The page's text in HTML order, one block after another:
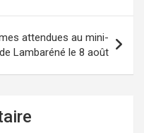
attendues au mini-
Lambaréné le 8 août